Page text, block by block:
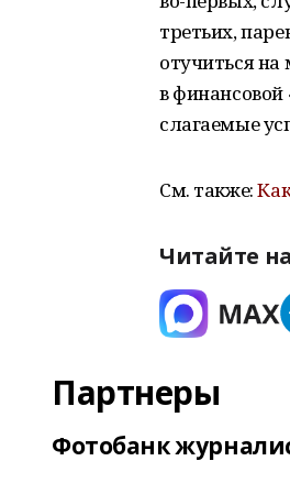
третьих,
отучиться на
в финансовой
слагаемые
См. также:
Читайте
Партнеры
Фотобанк